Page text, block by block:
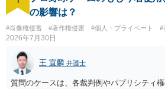
の影響は？
#肖像権侵害 #著作権侵害 #個人・プライベート #
2026年7月30日
王 宣麟 弁護士
質問のケースは、各裁判例やパブリシティ